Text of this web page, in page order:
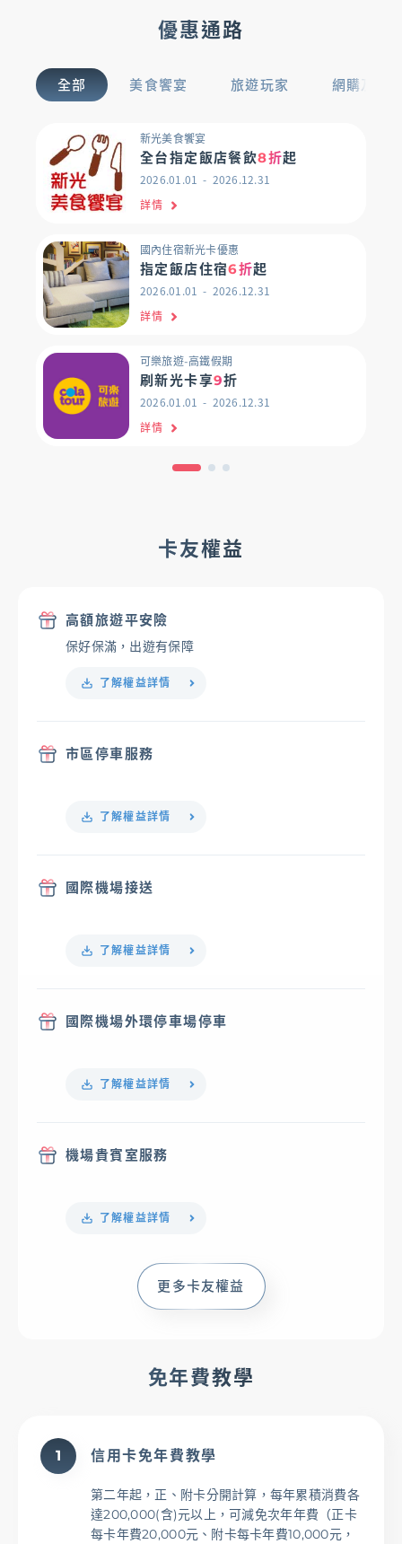
優惠通路
全部 美食饗宴 旅遊玩家 網購及支
新光美食饗宴
全台指定飯店餐飲8折起
2026.01.01 2026.12.31
詳情
國內住宿新光卡優惠
指定飯店住宿6折起
2026.01.01 2026.12.31
詳情
可樂旅遊-高鐵假期
刷新光卡享9折
2026.01.01 2026.12.31
詳情
卡友權益
高額旅遊平安險
保好保滿，出遊有保障
了解權益詳情
市區停車服務
了解權益詳情
國際機場接送
了解權益詳情
國際機場外環停車場停車
了解權益詳情
機場貴賓室服務
了解權益詳情
更多卡友權益
免年費教學
1 信用卡免年費教學
第二年起，正、附卡分開計算，每年累積消費各
達200,000(含)元以上，可減免次年年費（正卡
每卡年費20,000元、附卡每卡年費10,000元，